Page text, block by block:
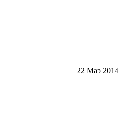
22 Мар 2014